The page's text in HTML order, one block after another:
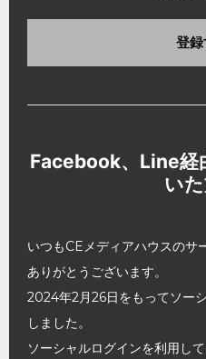
登
Facebook、Line経
い
いつもCEメディアハウスのサ
ありがとうございます。
2024年2月26日をもってソー
しました。
ソーシャルログインを利用し